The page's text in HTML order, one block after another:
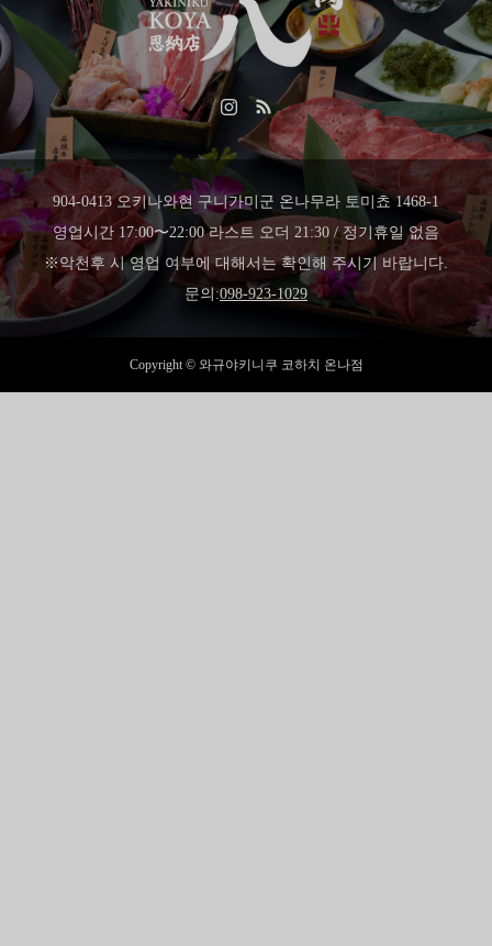
904-0413 오키나와현 구니가미군 온나무라 토미쵸 1468-1
영업시간 17:00〜22:00 라스트 오더 21:30 / 정기휴일 없음
※악천후 시 영업 여부에 대해서는 확인해 주시기 바랍니다.
문의:098-923-1029
Copyright © 와규야키니쿠 코하치 온나점